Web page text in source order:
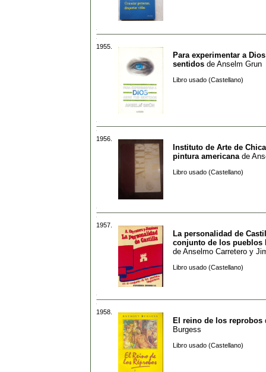
1955.
Para experimentar a
sentidos de Anselm Grun
Libro usado (Castellano)
1956.
Instituto de Arte de
pintura americana de
Libro usado (Castellano)
1957.
La personalidad de
conjunto de los pueblos
de Anselmo Carretero y
Libro usado (Castellano)
1958.
El reino de los reprobos
Burgess
Libro usado (Castellano)